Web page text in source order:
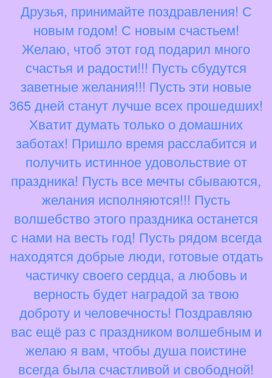
Друзья, принимайте поздравления! С
новым годом! С новым счастьем!
Желаю, чтоб этот год подарил много
счастья и радости!!! Пусть сбудутся
заветные желания!!! Пусть эти новые
365 дней станут лучше всех прошедших!
Хватит думать только о домашних
заботах! Пришло время расслабится и
получить истинное удовольствие от
праздника! Пусть все мечты сбываются,
желания исполняются!!! Пусть
волшебство этого праздника останется
с нами на весть год! Пусть рядом всегда
находятся добрые люди, готовые отдать
частичку своего сердца, а любовь и
верность будет наградой за твою
доброту и человечность! Поздравляю
вас ещё раз с праздником волшебным и
желаю я вам, чтобы душа поистине
всегда была счастливой и свободной!